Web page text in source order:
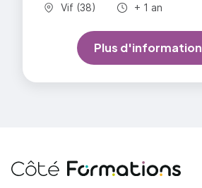
Commune :
Vif (38) Durée totale :
+ 1 an
Plus